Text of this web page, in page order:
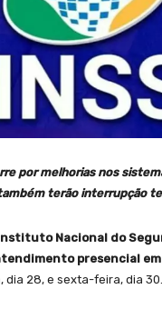
por melhorias nos
terão interrupção
Nacional do
presencial
28, e sexta-feira, dia 30.